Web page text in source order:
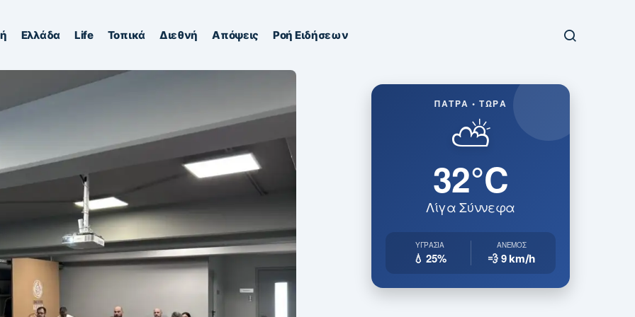
Ελλάδα Life Τοπικά Διεθνή Απόψεις Ροή Ειδήσεων
ΠΆΤΡΑ • ΤΏΡΑ
⛅
32°C
Λίγα Σύννεφα
ΥΓΡΑΣΊΑ
💧 25%
ΆΝΕΜΟΣ
💨 9km/h